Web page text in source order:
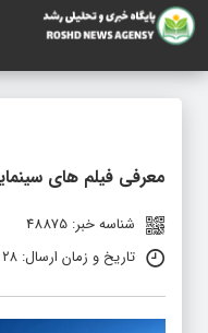
معرفی فیلم های
شناسه خبر: 48875
تاریخ و زمان ارسال: ۲۸ خرداد ۱۴۰۵ ساعت ۱۴:۳۶